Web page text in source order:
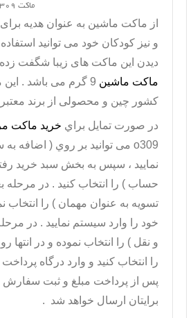
ماکت mercedes-benz o 309
از ماکت ماشین به عنوان هدیه
و نیز کودکان خود می توانید استفاده
دیدن این ماکت های زیبا شگفت زده
ماکت ماشین
9 گرم می باشد .
کشور چین و محصولی از برند معتبر
در صورت تمايل براي خريد ماکت
o309 می توانيد بر روي ( اضافه به
نماييد ، سپس به بخش سبد خريد
حساب ) را انتخاب کنيد . در مرحله
تسويه به عنوان مهمان ) را
خود را وارد سيستم نماييد . در
و نقل ) را انتخاب نموده و در
را انتخاب کنيد و وارد درگاه
پس از پرداخت مبلغ و ثبت
برايتان ارسال خواهد شد .